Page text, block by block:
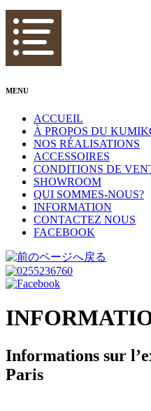
MENU
ACCUEIL
À PROPOS DU
NOS RÉALISATIONS
ACCESSOIRES
CONDITIONS DE
SHOWROOM
QUI SOMMES-NOUS?
INFORMATION
CONTACTEZ NOUS
FACEBOOK
Informations sur
Paris